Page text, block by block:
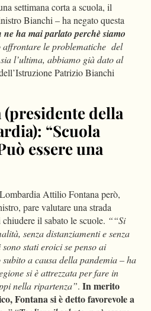
settimana corta a scuola, il
Bianchi – ha negato questa
ha mai parlato perchè siamo
affrontare le problematiche del
l’ultima, abbiamo già dato al
Patrizio Bianchi
della
“Scuola
essere una
Attilio Fontana però,
pare valutare una strada
il sabato le scuole. ““Si
senza distanziamenti e senza
stati eroici se penso ai
a causa della pandemia – ha
si è attrezzata per fare in
nella ripartenza”. In merito
Fontana si è detto favorevole a